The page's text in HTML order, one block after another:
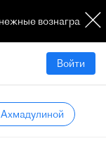
Войти